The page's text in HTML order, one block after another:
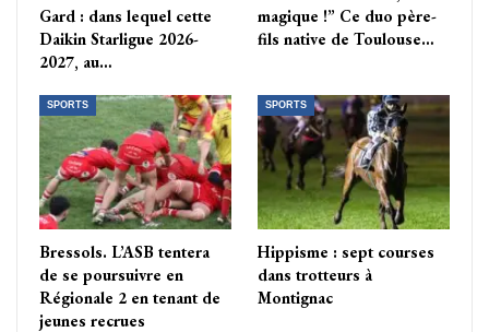
Gard : dans lequel cette
Daikin Starligue 2026-
2027, au…
magique !” Ce duo père-
fils native de Toulouse…
SPORTS
Bressols. L’ASB tentera
de se poursuivre en
Régionale 2 en tenant de
jeunes recrues
SPORTS
Hippisme : sept courses
dans trotteurs à
Montignac